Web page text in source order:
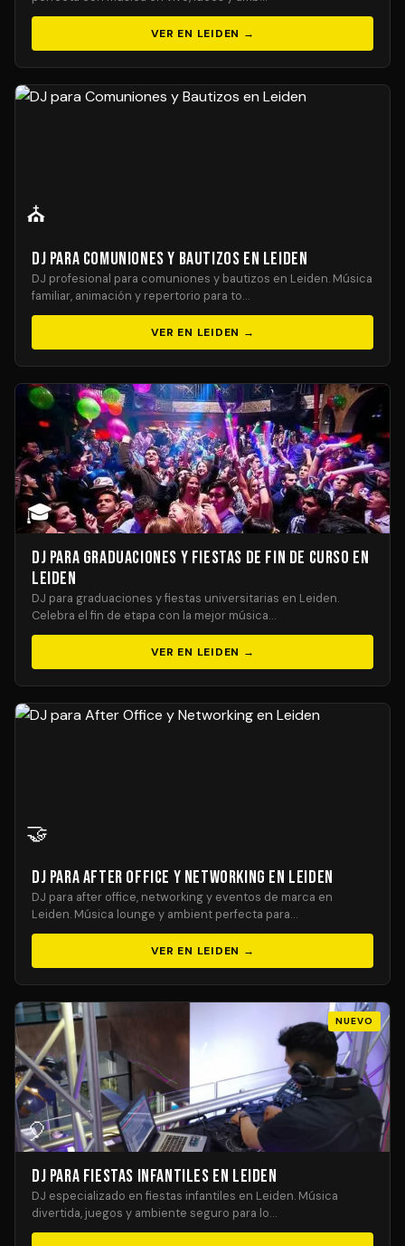
VER EN LEIDEN →
⛪
DJ para Comuniones y Bautizos en Leiden
DJ profesional para comuniones y bautizos en Leiden. Música
familiar, animación y repertorio para to…
VER EN LEIDEN →
🎓
DJ para Graduaciones y Fiestas de Fin de Curso en
Leiden
DJ para graduaciones y fiestas universitarias en Leiden.
Celebra el fin de etapa con la mejor música…
VER EN LEIDEN →
🤝
DJ para After Office y Networking en Leiden
DJ para after office, networking y eventos de marca en
Leiden. Música lounge y ambient perfecta para…
VER EN LEIDEN →
NUEVO
🎈
DJ para Fiestas Infantiles en Leiden
DJ especializado en fiestas infantiles en Leiden. Música
divertida, juegos y ambiente seguro para lo…